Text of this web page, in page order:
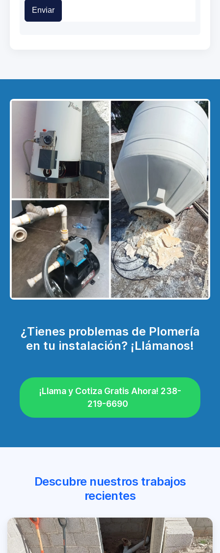
Enviar
¿Tienes problemas de Plomería
en tu instalación? ¡Llámanos!
¡Llama y Cotiza Gratis Ahora! 238-
219-6690
Descubre nuestros trabajos
recientes